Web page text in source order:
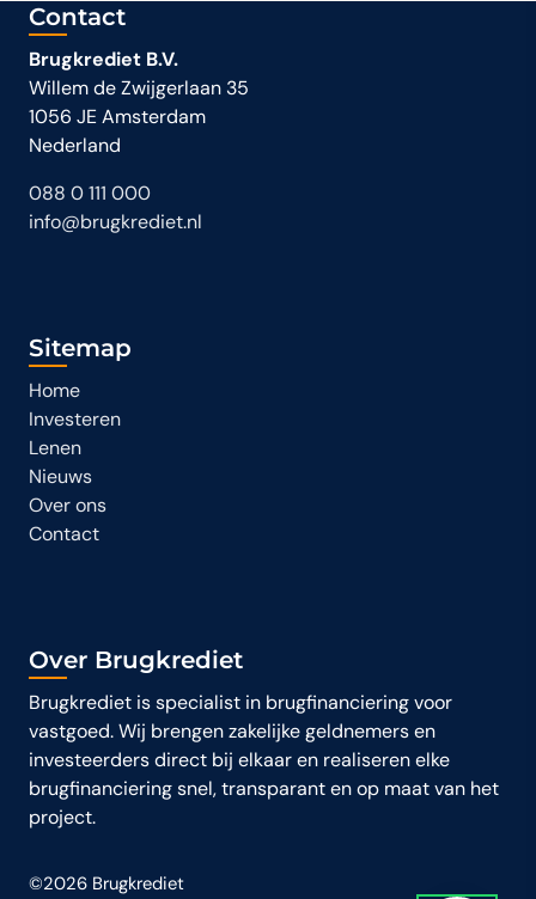
Contact
Brugkrediet B.V.
Willem de Zwijgerlaan 35
1056 JE Amsterdam
Nederland
088 0 111 000
info@brugkrediet.nl
Sitemap
Home
Investeren
Lenen
Nieuws
Over ons
Contact
Over Brugkrediet
Brugkrediet is specialist in brugfinanciering voor
vastgoed. Wij brengen zakelijke geldnemers en
investeerders direct bij elkaar en realiseren elke
brugfinanciering snel, transparant en op maat van het
project.
©2026 Brugkrediet